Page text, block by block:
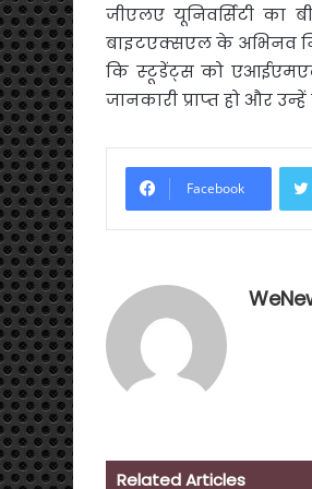
जीएलए यूनिवर्सिटी का
बाइटएक्सएल के अभिनव
कि स्‍टूडेंट्स को
जानकारी प्राप्‍त हो और
Facebook
Related Articles